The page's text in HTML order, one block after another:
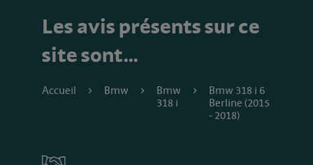
Les avis présents sur ce
site sont…
Accueil Bmw
Bmw
318 i
Bmw 318 i 6
Berline (2015
- 2018)